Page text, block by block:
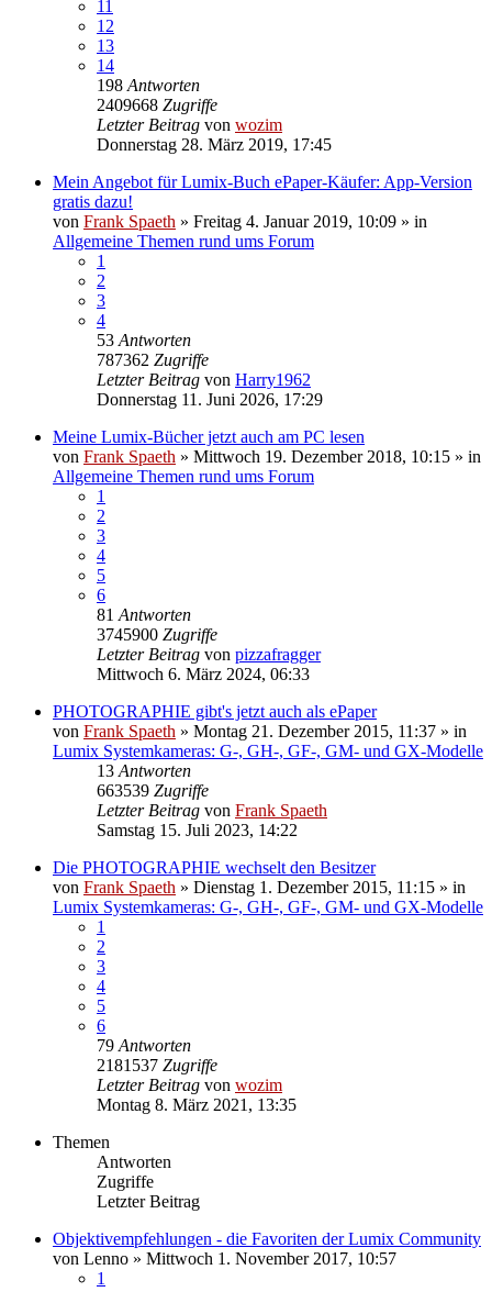
11
12
13
14
198 Antworten
2409668 Zugriffe
Letzter Beitrag von wozim
Donnerstag 28. März 2019, 17:45
Mein Angebot für Lumix-Buch ePaper-Käufer: App-Version
gratis dazu!
von Frank Spaeth » Freitag 4. Januar 2019, 10:09 » in
Allgemeine Themen rund ums Forum
1
2
3
4
53 Antworten
787362 Zugriffe
Letzter Beitrag von Harry1962
Donnerstag 11. Juni 2026, 17:29
Meine Lumix-Bücher jetzt auch am PC lesen
von Frank Spaeth » Mittwoch 19. Dezember 2018, 10:15 » in
Allgemeine Themen rund ums Forum
1
2
3
4
5
6
81 Antworten
3745900 Zugriffe
Letzter Beitrag von pizzafragger
Mittwoch 6. März 2024, 06:33
PHOTOGRAPHIE gibt's jetzt auch als ePaper
von Frank Spaeth » Montag 21. Dezember 2015, 11:37 » in
Lumix Systemkameras: G-, GH-, GF-, GM- und GX-Modelle
13 Antworten
663539 Zugriffe
Letzter Beitrag von Frank Spaeth
Samstag 15. Juli 2023, 14:22
Die PHOTOGRAPHIE wechselt den Besitzer
von Frank Spaeth » Dienstag 1. Dezember 2015, 11:15 » in
Lumix Systemkameras: G-, GH-, GF-, GM- und GX-Modelle
1
2
3
4
5
6
79 Antworten
2181537 Zugriffe
Letzter Beitrag von wozim
Montag 8. März 2021, 13:35
Themen
Antworten
Zugriffe
Letzter Beitrag
Objektivempfehlungen - die Favoriten der Lumix Community
von Lenno » Mittwoch 1. November 2017, 10:57
1